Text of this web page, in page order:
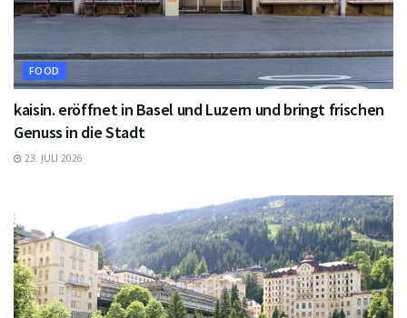
FOOD
kaisin. eröffnet in Basel und Luzern und bringt frischen
Genuss in die Stadt
23. JULI 2026